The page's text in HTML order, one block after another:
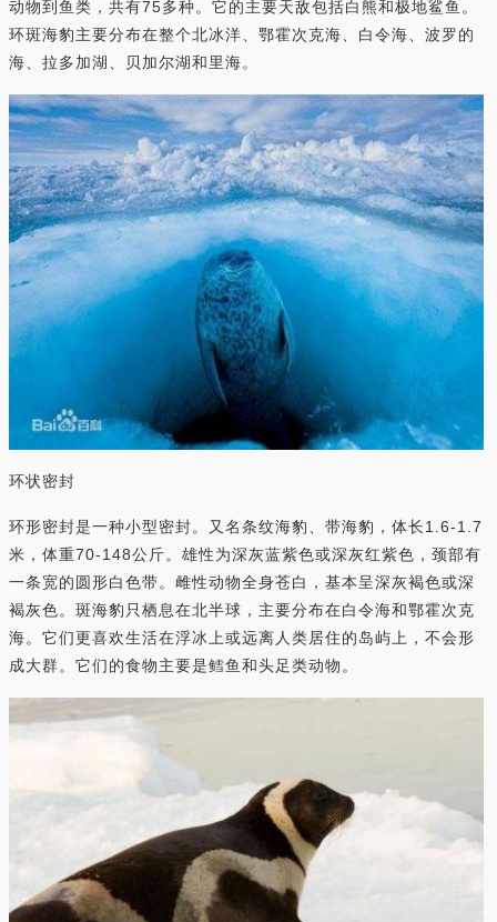
动物到鱼类，共有75多种。它的主要天敌包括白熊和极地鲨鱼。
环斑海豹主要分布在整个北冰洋、鄂霍次克海、白令海、波罗的
海、拉多加湖、贝加尔湖和里海。
环状密封
环形密封是一种小型密封。又名条纹海豹、带海豹，体长1.6-1.7
米，体重70-148公斤。雄性为深灰蓝紫色或深灰红紫色，颈部有
一条宽的圆形白色带。雌性动物全身苍白，基本呈深灰褐色或深
褐灰色。斑海豹只栖息在北半球，主要分布在白令海和鄂霍次克
海。它们更喜欢生活在浮冰上或远离人类居住的岛屿上，不会形
成大群。它们的食物主要是鳕鱼和头足类动物。